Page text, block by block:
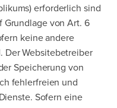
erforderlich sind
Grundlage von Art. 6
keine andere
Der Websitebetreiber
Speicherung von
fehlerfreien und
Sofern eine